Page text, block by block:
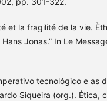
et la fragilité de la vie.
Jonas.” In Le
tecnológico e as
Siqueira (org.). Ética,